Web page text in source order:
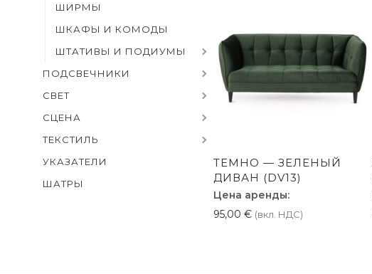
ШИРМЫ
ШКАФЫ И КОМОДЫ
ШТАТИВЫ И ПОДИУМЫ
ПОДСВЕЧНИКИ
СВЕТ
СЦЕНА
ТЕКСТИЛЬ
УКАЗАТЕЛИ
ШАТРЫ
ТЕМНО — ЗЕЛЕНЫЙ
ДИВАН (DV13)
Цена аренды:
95,00 € (вкл. НДС)